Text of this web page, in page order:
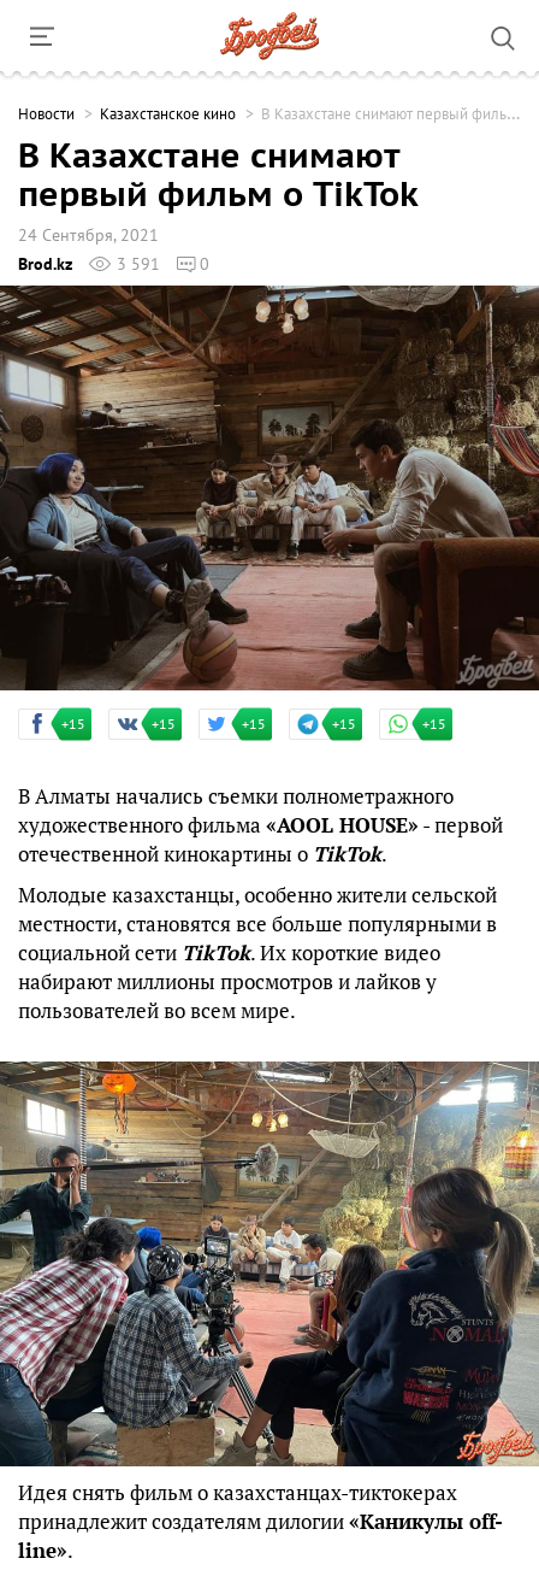
Новости Казахстанское кино В Казахстане снимают первый фильм о TikTok
В Казахстане снимают
первый фильм о TikTok
24 Сентября, 2021
Brod.kz
3 591 0
+15 +15 +15 +15 +15
В Алматы начались съемки полнометражного
художественного фильма «AOOL HOUSE» - первой
отечественной кинокартины о TikTok.
Молодые казахстанцы, особенно жители сельской
местности, становятся все больше популярными в
социальной сети TikTok. Их короткие видео
набирают миллионы просмотров и лайков у
пользователей во всем мире.
Идея снять фильм о казахстанцах-тиктокерах
принадлежит создателям дилогии«Каникулы off-
line».